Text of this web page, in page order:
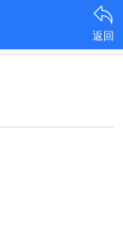
返回